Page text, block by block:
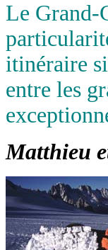
Le Grand-
itinéraire
entre les
Matthieu